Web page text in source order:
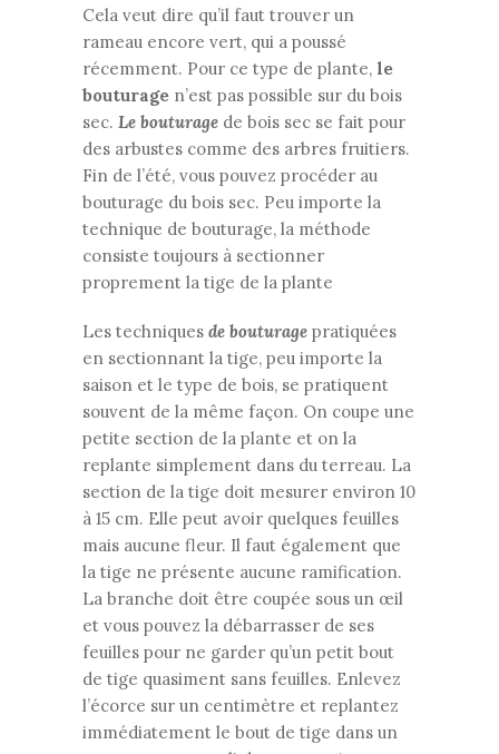
Cela veut dire qu’il faut trouver un
rameau encore vert, qui a poussé
récemment. Pour ce type de plante, le
bouturage n’est pas possible sur du bois
sec. Le bouturage de bois sec se fait pour
des arbustes comme des arbres fruitiers.
Fin de l’été, vous pouvez procéder au
bouturage du bois sec. Peu importe la
technique de bouturage, la méthode
consiste toujours à sectionner
proprement la tige de la plante
Les techniques de bouturage pratiquées
en sectionnant la tige, peu importe la
saison et le type de bois, se pratiquent
souvent de la même façon. On coupe une
petite section de la plante et on la
replante simplement dans du terreau. La
section de la tige doit mesurer environ 10
à 15 cm. Elle peut avoir quelques feuilles
mais aucune fleur. Il faut également que
la tige ne présente aucune ramification.
La branche doit être coupée sous un œil
et vous pouvez la débarrasser de ses
feuilles pour ne garder qu’un petit bout
de tige quasiment sans feuilles. Enlevez
l’écorce sur un centimètre et replantez
immédiatement le bout de tige dans un